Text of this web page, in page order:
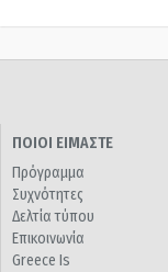
ΠΟΙΟΙ ΕΙΜΑΣΤΕ
Πρόγραμμα
Συχνότητες
Δελτία τύπου
Επικοινωνία
Greece Is